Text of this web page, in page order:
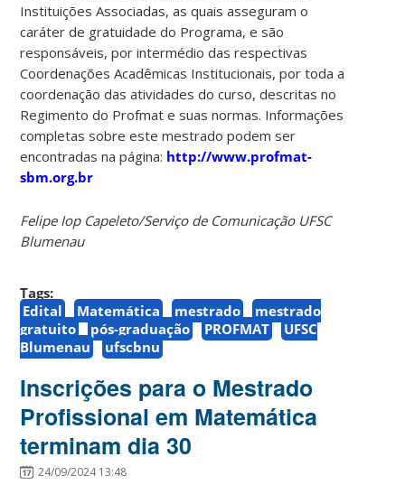
Instituições Associadas, as quais asseguram o
caráter de gratuidade do Programa, e são
responsáveis, por intermédio das respectivas
Coordenações Acadêmicas Institucionais, por toda a
coordenação das atividades do curso, descritas no
Regimento do Profmat e suas normas. Informações
completas sobre este mestrado podem ser
encontradas na página: http://www.profmat-
sbm.org.br
Felipe Iop Capeleto/Serviço de Comunicação UFSC
Blumenau
Tags:
Edital
Matemática mestrado
mestrado
gratuito
pós-graduação PROFMAT
UFSC
Blumenau
ufscbnu
Inscrições para o Mestrado
Profissional em Matemática
terminam dia 30
24/09/2024 13:48